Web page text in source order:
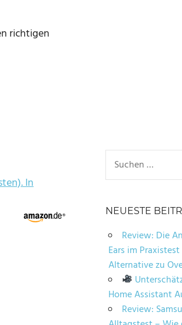
richtigen
In
nach:
NEUESTE
Review: Die
Ears im
Alternative zu
Home Assistant
Review: